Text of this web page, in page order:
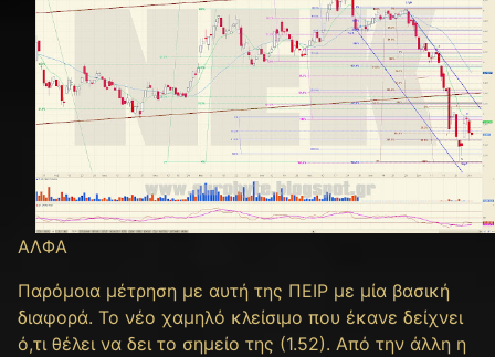
ΑΛΦΑ
Παρόμοια μέτρηση με αυτή της ΠΕΙΡ με μία βασική
διαφορά. Το νέο χαμηλό κλείσιμο που έκανε δείχνει
ό,τι θέλει να δει το σημείο της (1.52). Από την άλλη η